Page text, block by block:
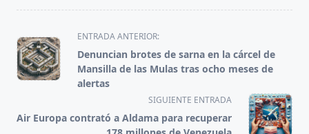
<span
class="nav-
subtitle
screen-
text">Página</span>
ENTRADA ANTERIOR:
Denuncian brotes de sarna en la cárcel de
Mansilla de las Mulas tras ocho meses de
alertas
SIGUIENTE ENTRADA
Air Europa contrató a Aldama para recuperar